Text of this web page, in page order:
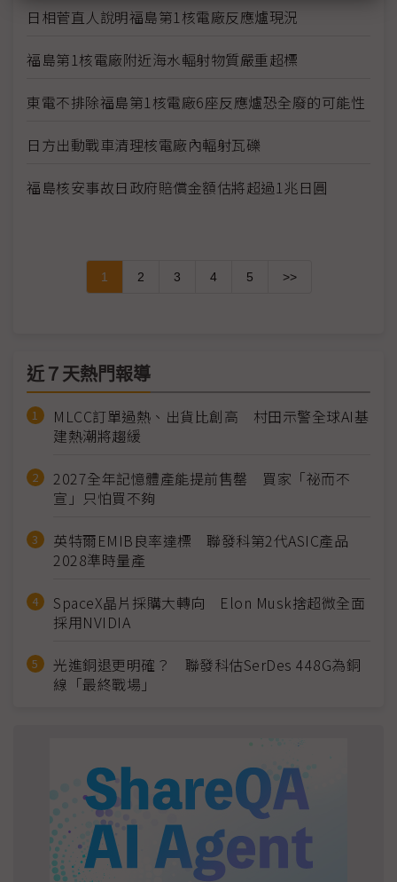
日相菅直人說明福島第1核電廠反應爐現況
福島第1核電廠附近海水輻射物質嚴重超標
東電不排除福島第1核電廠6座反應爐恐全廢的可能性
日方出動戰車清理核電廠內輻射瓦礫
福島核安事故日政府賠償金額估將超過1兆日圓
1 2 3 4 5 >>
近７天熱門報導
MLCC訂單過熱、出貨比創高 村田示警全球AI基
建熱潮將趨緩
2027全年記憶體產能提前售罄 買家「祕而不
宣」只怕買不夠
英特爾EMIB良率達標 聯發科第2代ASIC產品
2028準時量產
SpaceX晶片採購大轉向 Elon Musk捨超微全面
採用NVIDIA
光進銅退更明確？ 聯發科估SerDes 448G為銅
線「最終戰場」